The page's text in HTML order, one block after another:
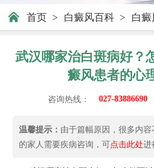
首页 > 白癜风百科 > 白癜
武汉哪家治白斑病好？
癜风患者的心
咨询热线： 027-83886690
温馨提示： 由于篇幅原因，很多内
的家人需要疾病咨询，可点击此处进